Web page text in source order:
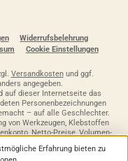
Widerrufsbelehrung
Cookie Einstellungen
Versandkostenund ggf.
angegeben.
auf dieser Internetseite das
Personenbezeichnungen
– auf alle Geschlechter.
von Werkzeugen, Klebstoffen
Netto-Preise, Volumen-
DE / Österreich AT /
Erfahrung bieten zu